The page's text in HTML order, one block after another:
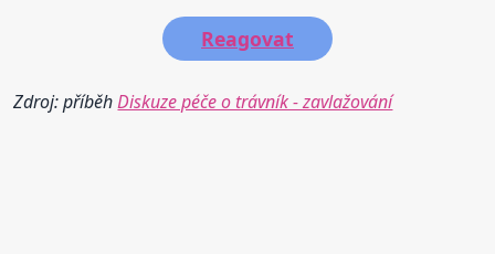
Reagovat
Zdroj: příběhDiskuze péče o trávník - zavlažování